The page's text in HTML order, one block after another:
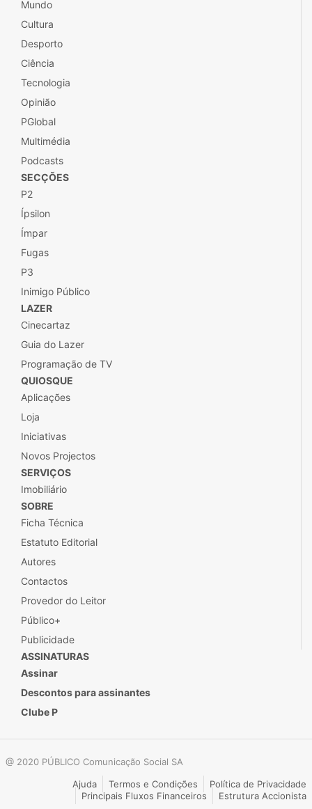
Mundo
Cultura
Desporto
Ciência
Tecnologia
Opinião
PGlobal
Multimédia
Podcasts
SECÇÕES
P2
Ípsilon
Ímpar
Fugas
P3
Inimigo Público
LAZER
Cinecartaz
Guia do Lazer
Programação de TV
QUIOSQUE
Aplicações
Loja
Iniciativas
Novos Projectos
SERVIÇOS
Imobiliário
SOBRE
Ficha Técnica
Estatuto Editorial
Autores
Contactos
Provedor do Leitor
Público+
Publicidade
ASSINATURAS
Assinar
Descontos para assinantes
Clube P
@ 2020 PÚBLICO Comunicação Social SA
Ajuda
Termos e Condições
Política de Privacidade
Principais Fluxos Financeiros
Estrutura Accionista